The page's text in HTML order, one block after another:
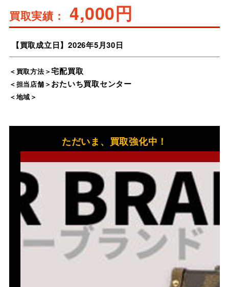
買取実績： 4,000円
【買取成立日】2026 5 30
＜買取方法＞宅配買取
＜担当店舗＞ おたいち買取センター
＜地域＞
ただいま、買取強化中！